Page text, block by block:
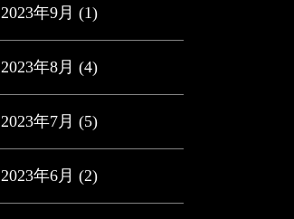
2023年9月 (1)
2023年8月 (4)
2023年7月 (5)
2023年6月 (2)